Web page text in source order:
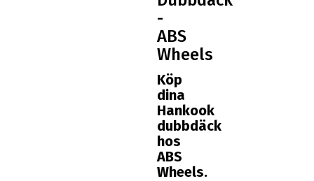
-
ABS
Wheels
Köp
dina
Hankook
dubbdäck
hos
ABS
Wheels.